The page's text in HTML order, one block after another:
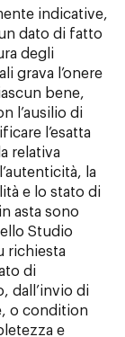
indicative,
dato di fatto
degli
grava l’onere
bene,
l’ausilio di
l’esatta
relativa
la
e lo stato di
asta sono
Studio
richiesta
di
dall’invio di
o condition
e